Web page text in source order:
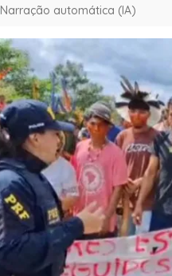
Narração automática (IA)